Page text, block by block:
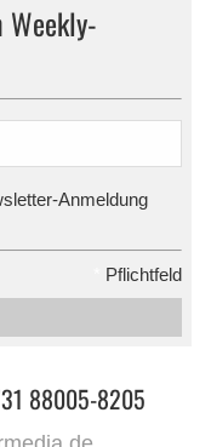
Weekly-
Anmeldung
Pflichtfeld
88005-8205